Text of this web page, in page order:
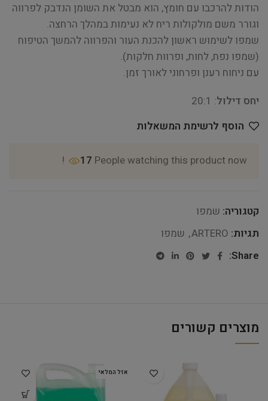
הודות להרכבו עם חומץ, הוא מבטל את השומן הנדבק לפרווה
וגורר משם מולקולות ריח לא נעימות במהלך הרחצה.
שמפו לשימוש ראשון להכנת העור והפרווה להמשך הטיפוח
(שמפו נפח, לחות, ופרוות חלקות).
עם ניחוח רענן ופרחוני לאורך זמן.
יחס דילול: 20:1
הוסף לרשימת המשאלות
17 People watching this product now!
קטגוריה: שמפו
תגיות: ARTERO
, שמפו
Share:
מוצרים קשורים
אזל המלאי